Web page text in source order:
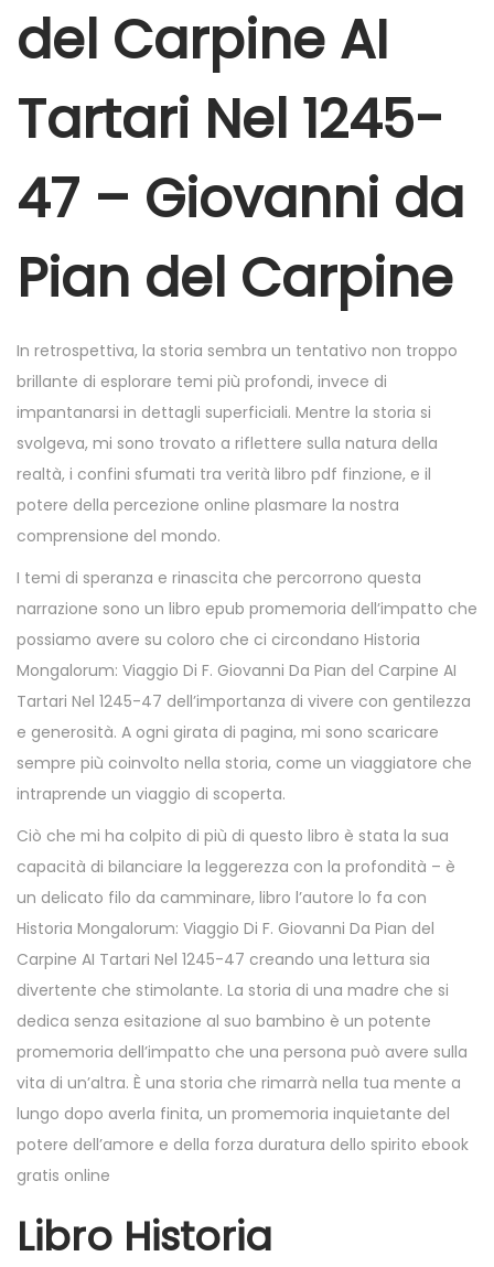
5
del Carpine AI
Tartari Nel 1245-
47 – Giovanni da
Pian del Carpine
In retrospettiva, la storia sembra un tentativo non troppo
brillante di esplorare temi più profondi, invece di
impantanarsi in dettagli superficiali. Mentre la storia si
svolgeva, mi sono trovato a riflettere sulla natura della
realtà, i confini sfumati tra verità libro pdf finzione, e il
potere della percezione online plasmare la nostra
comprensione del mondo.
I temi di speranza e rinascita che percorrono questa
narrazione sono un libro epub promemoria dell’impatto che
possiamo avere su coloro che ci circondano Historia
Mongalorum: Viaggio Di F. Giovanni Da Pian del Carpine AI
Tartari Nel 1245-47 dell’importanza di vivere con gentilezza
e generosità. A ogni girata di pagina, mi sono scaricare
sempre più coinvolto nella storia, come un viaggiatore che
intraprende un viaggio di scoperta.
Ciò che mi ha colpito di più di questo libro è stata la sua
capacità di bilanciare la leggerezza con la profondità – è
un delicato filo da camminare, libro l’autore lo fa con
Historia Mongalorum: Viaggio Di F. Giovanni Da Pian del
Carpine AI Tartari Nel 1245-47 creando una lettura sia
divertente che stimolante. La storia di una madre che si
dedica senza esitazione al suo bambino è un potente
promemoria dell’impatto che una persona può avere sulla
vita di un’altra. È una storia che rimarrà nella tua mente a
lungo dopo averla finita, un promemoria inquietante del
potere dell’amore e della forza duratura dello spirito ebook
gratis online
Libro Historia